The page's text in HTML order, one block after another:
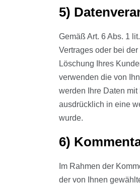
5)
Gemäß Art. 6 Abs. 1
Vertrages oder bei
Löschung Ihres
verwenden die von
werden Ihre Daten
ausdrücklich in eine
wurde.
6)
Im Rahmen der
der von Ihnen